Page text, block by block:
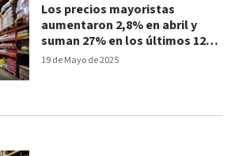
19 de Mayo de 2025
Los precios mayoristas
aumentaron 2,8% en abril y
suman 27% en los últimos 12
meses